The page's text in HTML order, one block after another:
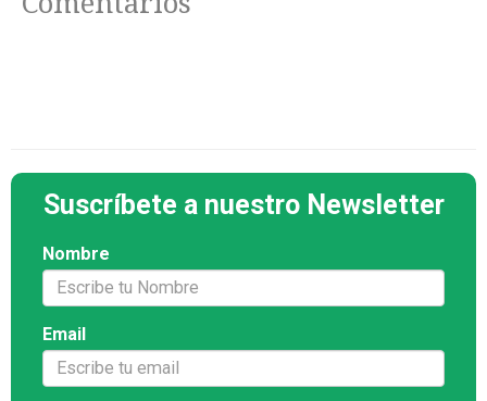
Suscríbete a nuestro Newsletter
Nombre
Email